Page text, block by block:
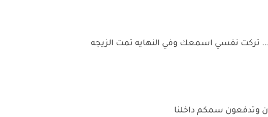
تركت نفسي اسمعك وفي النهايه تمت الزيجه
وتدفعون سمكم داخلنا